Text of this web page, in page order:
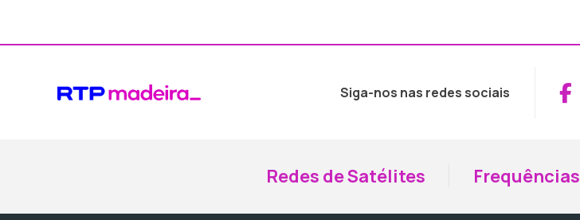
Siga-nos nas redes sociais
Redes de Satélites Frequências